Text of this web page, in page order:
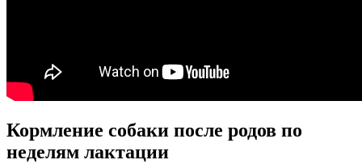
Кормление собаки после родов по
неделям лактации